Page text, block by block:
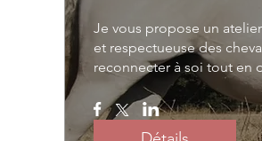
Je vous propose un
et respectueuse des
reconnecter à soi tout en